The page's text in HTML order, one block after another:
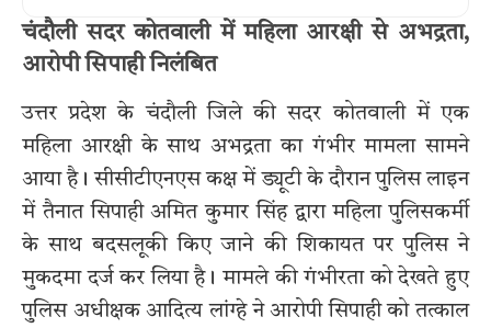
चंदौली सदर कोतवाली में महिला आरक्षी से अभद्रता,
आरोपी सिपाही निलंबित
उत्तर प्रदेश के चंदौली जिले की सदर कोतवाली में एक
महिला आरक्षी के साथ अभद्रता का गंभीर मामला सामने
आया है। सीसीटीएनएस कक्ष में ड्यूटी के दौरान पुलिस लाइन
में तैनात सिपाही अमित कुमार सिंह द्वारा महिला पुलिसकर्मी
के साथ बदसलूकी किए जाने की शिकायत पर पुलिस ने
मुकदमा दर्ज कर लिया है। मामले की गंभीरता को देखते हुए
पुलिस अधीक्षक आदित्य लांग्हे ने आरोपी सिपाही को तत्काल